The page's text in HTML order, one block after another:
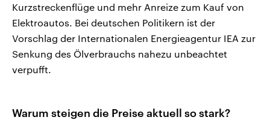
Kurzstreckenflüge und mehr Anreize zum Kauf von
Elektroautos. Bei deutschen Politikern ist der
Vorschlag der Internationalen Energieagentur IEA zur
Senkung des Ölverbrauchs nahezu unbeachtet
verpufft.
Warum steigen die Preise aktuell so stark?